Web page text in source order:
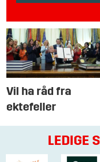
Vil ha råd fra
ektefeller
LEDIGE